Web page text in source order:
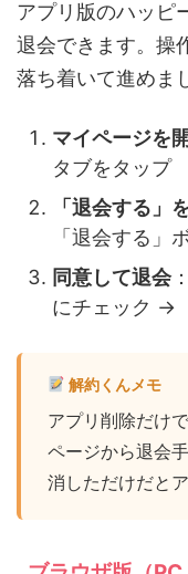
アプリ版のハッピ
退会できます。操
落ち着いて進めま
マイページを
タブをタップ
「退会する」
「退会する」
同意して退会
にチェック →
解約くんメモ
アプリ削除だけ
ページから退会
消しただけだと